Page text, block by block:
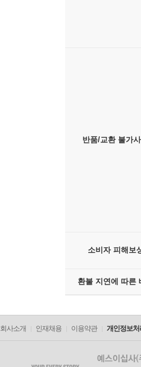
반품/교환 불가
소비자 피해보
환불 지연에 따른
회사소개 인재채용 이용약관 개인정보처